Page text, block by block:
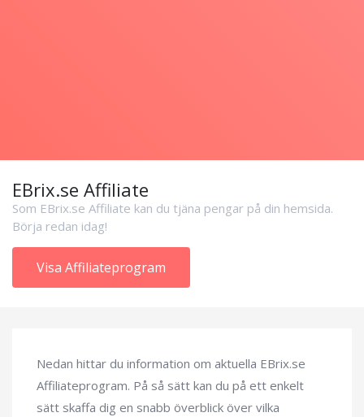
EBrix.se Affiliate
Som EBrix.se Affiliate kan du tjäna pengar på din hemsida.
Börja redan idag!
Visa Affiliateprogram
Nedan hittar du information om aktuella EBrix.se
Affiliateprogram. På så sätt kan du på ett enkelt
sätt skaffa dig en snabb överblick över vilka